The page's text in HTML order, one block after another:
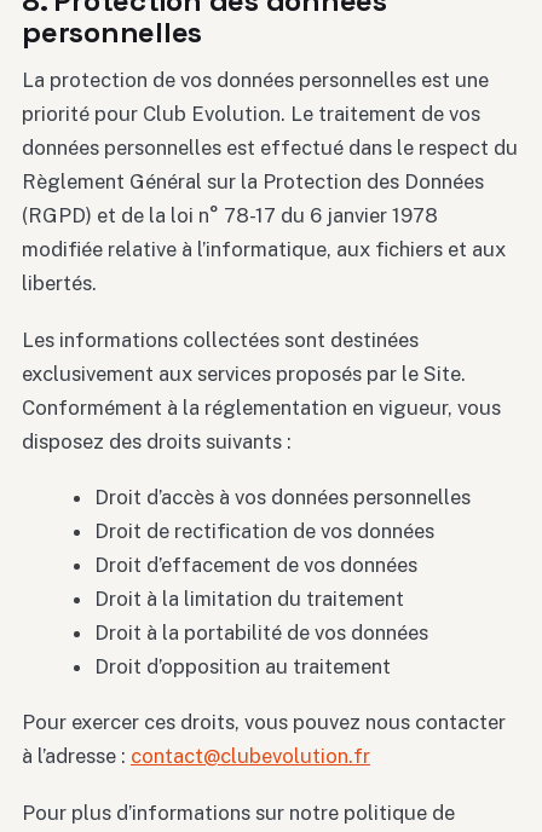
personnelles
La protection de vos données personnelles est une
priorité pour Club Evolution. Le traitement de vos
données personnelles est effectué dans le respect du
Règlement Général sur la Protection des Données
(RGPD) et de la loi n° 78-17 du 6 janvier 1978
modifiée relative à l’informatique, aux fichiers et aux
libertés.
Les informations collectées sont destinées
exclusivement aux services proposés par le Site.
Conformément à la réglementation en vigueur, vous
disposez des droits suivants :
Droit d’accès à vos données personnelles
Droit de rectification de vos données
Droit d’effacement de vos données
Droit à la limitation du traitement
Droit à la portabilité de vos données
Droit d’opposition au traitement
Pour exercer ces droits, vous pouvez nous contacter
à l’adresse : contact@clubevolution.fr
Pour plus d’informations sur notre politique de